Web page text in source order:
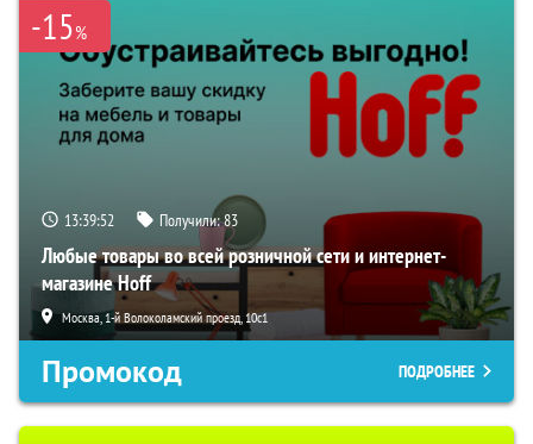
-15%
13:39:51 Получили:83
Любые товары во всей розничной сети и интернет-
магазине Hoff
Москва, 1-й Волоколамский проезд, 10с1
Промокод ПОДРОБНЕЕ